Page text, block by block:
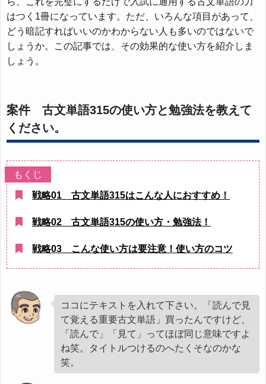
はつく1冊になっています。ただ、いろんな項目があって、
どう暗記すればいいのかわからない人も多いのではないで
しょうか。この記事では、その効果的な使い方を紹介しま
しょう。
案件 古文単語315の使い方と勉強法を教えて
ください。
戦略01 古文単語315はこんな人におすすめ！
戦略02 古文単語315の使い方・勉強法！
戦略03 こんな使い方は要注意！使い方のコツ
ココにテキストを入れて下さい。「読んで見
て覚える重要古文単語」買ったんですけど、
「読んで」「見て」ってほぼ同じ意味ですよ
ね笑。タイトルつけるのへたくそなのかな
笑。